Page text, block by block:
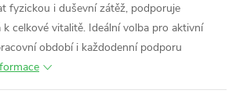
fyzickou i duševní zátěž, podporuje
celkové vitalitě. Ideální volba pro aktivní
období i každodenní podporu